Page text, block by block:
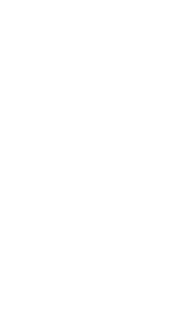
de